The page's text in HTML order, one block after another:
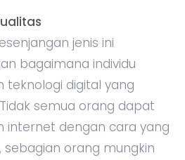
jenis ini
bagaimana individu
digital yang
semua orang dapat
internet dengan cara yang
sebagian orang mungkin